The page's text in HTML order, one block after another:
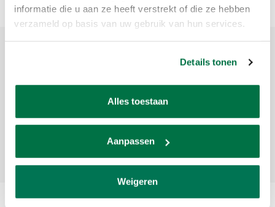
informatie die u aan ze heeft verstrekt of die ze hebben
verzameld op basis van uw gebruik van hun services.
Details tonen
Alles toestaan
Aanpassen
Weigeren
Sign up for our newsletter
Get the latest updates, news and product offers via email